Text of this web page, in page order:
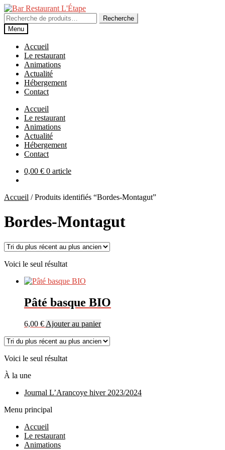
Aller
à
la
navigation
Aller
au
contenu
Recherche
pour :
Recherche
Menu
Accueil
Le restaurant
Animations
Actualité
Hébergement
Contact
Accueil
Le restaurant
Animations
Actualité
Hébergement
Contact
0,00 € 0 article
Accueil /Produits identifiés “Bordes-Montagut”
Bordes-Montagut
Voici le seul résultat
Pâté basque BIO
6,00 € Ajouter au panier
Voici le seul résultat
À la une
Journal L’Arancoye hiver 2023/2024
Menu principal
Accueil
Le restaurant
Animations